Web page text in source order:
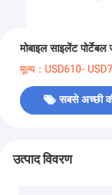
मोबाइल साइलेंट
मूल्य：USD610-
सबसे अच्छी
उत्पाद विवरण